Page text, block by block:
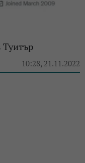
Туитър
10:28, 21.11.2022